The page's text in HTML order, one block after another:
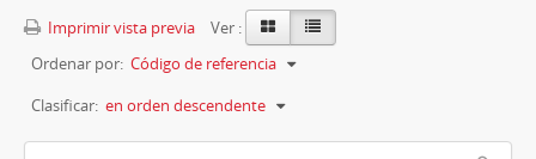
Imprimir vista previa
Ver :
Ordenar por: Código de referencia
Clasificar: en orden descendente